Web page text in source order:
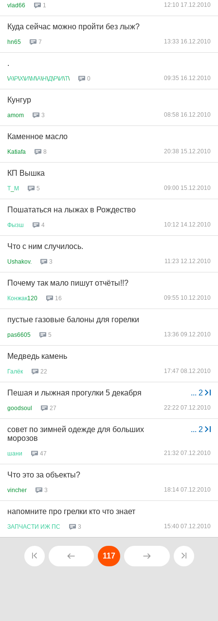
vlad66 1 12:10 17.12.2010
Куда сейчас можно пройти без лыж?
hn65 7 13:33 16.12.2010
.
\А\Р\Х\И\М\А\Н\Д\Р\И\Т\ 0 09:35 16.12.2010
Кунгур
amom 3 08:58 16.12.2010
Каменное масло
Katiafa 8 20:38 15.12.2010
КП Вышка
Т М 5 09:00 15.12.2010
Пошататься на лыжах в Рождество
Фызш 4 10:12 14.12.2010
Что c ним случилось.
Ushakov. 3 11:23 12.12.2010
Почему так мало пишут отчёты!!?
Конжак120 16 09:55 10.12.2010
пустые газовые балоны для горелки
pas6605 5 13:36 09.12.2010
Медведь камень
Галёк 22 17:47 08.12.2010
... 2
Пешая и лыжная прогулки 5 декабря
goodsoul 27 22:22 07.12.2010
... 2
совет по зимней одежде для больших
морозов
шани 47 21:32 07.12.2010
Что это за объекты?
vincher 3 18:14 07.12.2010
напомните про грелки кто что знает
ЗАПЧАСТИ ИЖ ПС 3 15:40 07.12.2010
117